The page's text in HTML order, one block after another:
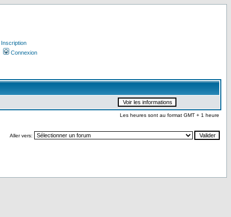
Inscription
Connexion
Les heures sont au format GMT + 1 heure
Aller vers: